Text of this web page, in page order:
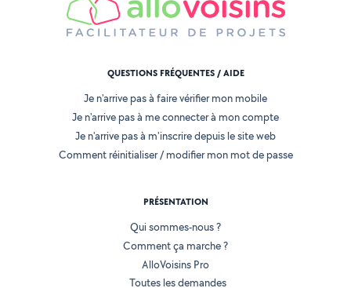
QUESTIONS FRÉQUENTES / AIDE
Je n'arrive pas à faire vérifier mon mobile
Je n'arrive pas à me connecter à mon compte
Je n'arrive pas à m'inscrire depuis le site web
Comment réinitialiser / modifier mon mot de passe
PRÉSENTATION
Qui sommes-nous ?
Comment ça marche ?
AlloVoisins Pro
Toutes les demandes